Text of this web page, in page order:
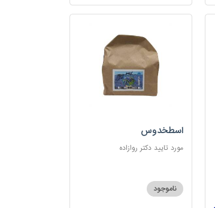
اسطخدوس
مورد تایید دکتر روازاده
ناموجود